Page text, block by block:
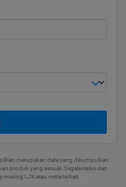
merupakan data yang dikumpulkan
produk yang sesuai. Segala risiko dan
LJK atau mitra terkait.